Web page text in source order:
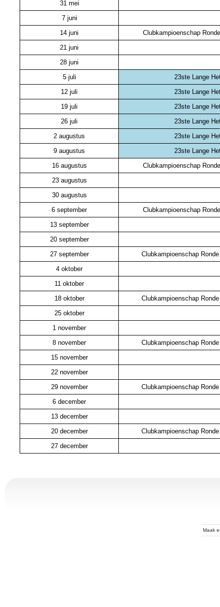
31 mei
7 juni
14 juni
Clubkampioenschap
21 juni
28 juni
5 juli
23ste Lange
12 juli
23ste Lange
19 juli
23ste Lange
26 juli
23ste Lange
2 augustus
23ste Lange
9 augustus
23ste Lange
16 augustus
Clubkampioenschap
23 augustus
30 augustus
6 september
Clubkampioenschap
13 september
20 september
27 september
Clubkampioenschap
4 oktober
11 oktober
18 oktober
Clubkampioenschap Ronde
25 oktober
1 november
8 november
Clubkampioenschap
15 november
22 november
29 november
Clubkampioenschap
6 december
13 december
20 december
Clubkampioenschap
27 december
Maak